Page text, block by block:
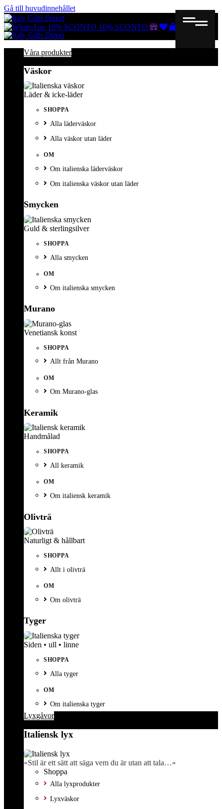
Gå till huvudinnehållet
10% SCONTO 10% SCONTO Gutscheine
Wunschliste
Warenkorb
Våra produkter
Väskor
Läder & icke-läder
SHOPPA
Alla läderväskor
Alla väskor utan läder
OM
Om italienska läderväskor
Om italienska väskor utan läder
Smycken
Guld & sterlingsilver
SHOPPA
Alla smycken
OM
Om italienska smycken
Murano
Venetiansk konst
SHOPPA
Allt från Murano
OM
Om Murano-glas
Keramik
Handmålad
SHOPPA
All keramik
OM
Om italiensk keramik
Olivträ
Naturligt & hållbart
SHOPPA
Allt i olivträ
OM
Om olivträ
Tyger
Siden • ull • linne
SHOPPA
Alla tyger
OM
Om italienska tyger
Lyxgåvor
Italiensk lyx
«Stil är ett sätt att säga vem du är utan att tala…»
Shoppa
Alla lyxprodukter
Lyxväskor